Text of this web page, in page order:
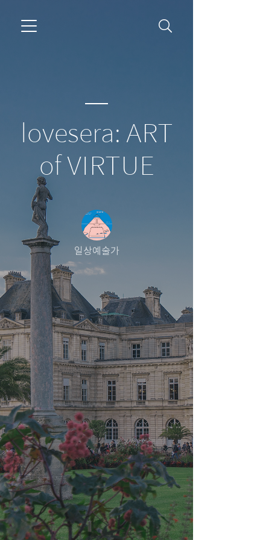
lovesera: ART
of VIRTUE
일상예술가